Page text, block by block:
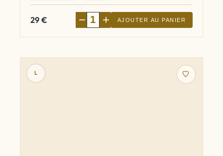
29€ − + AJOUTER AU PANIER
L